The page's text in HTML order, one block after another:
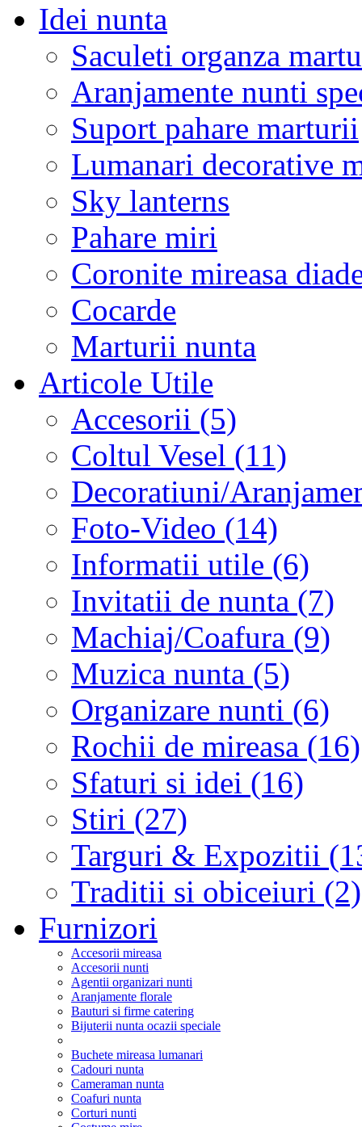
Idei nunta
Saculeti organza
Aranjamente nunti
Suport pahare marturii
Lumanari decorative
Sky lanterns
Pahare miri
Coronite mireasa
Cocarde
Marturii nunta
Articole Utile
Accesorii (5)
Coltul Vesel (11)
Decoratiuni/
Foto-Video (14)
Informatii utile (6)
Invitatii de nunta (7)
Machiaj/Coafura (9)
Muzica nunta (5)
Organizare nunti (6)
Rochii de mireasa (16)
Sfaturi si idei (16)
Stiri (27)
Targuri & Expozitii
Traditii si obiceiuri (2)
Furnizori
Accesorii mireasa
Accesorii nunti
Agentii organizari nunti
Aranjamente florale
Bauturi si firme catering
Bijuterii nunta ocazii speciale
Buchete mireasa lumanari
Cadouri nunta
Cameraman nunta
Coafuri nunta
Corturi nunti